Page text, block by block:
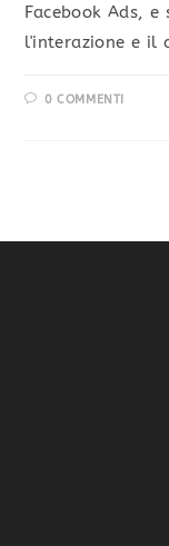
Facebook Ads,
l'interazione e il
0 COMMENTI